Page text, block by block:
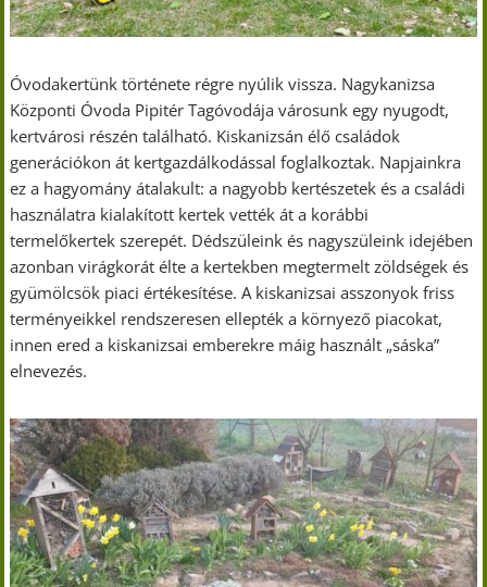
Óvodakertünk története régre nyúlik vissza. Nagykanizsa
Központi Óvoda Pipitér Tagóvodája városunk egy nyugodt,
kertvárosi részén található. Kiskanizsán élő családok
generációkon át kertgazdálkodással foglalkoztak. Napjainkra
ez a hagyomány átalakult: a nagyobb kertészetek és a családi
használatra kialakított kertek vették át a korábbi
termelőkertek szerepét. Dédszüleink és nagyszüleink idejében
azonban virágkorát élte a kertekben megtermelt zöldségek és
gyümölcsök piaci értékesítése. A kiskanizsai asszonyok friss
terményeikkel rendszeresen ellepték a környező piacokat,
innen ered a kiskanizsai emberekre máig használt „sáska”
elnevezés.